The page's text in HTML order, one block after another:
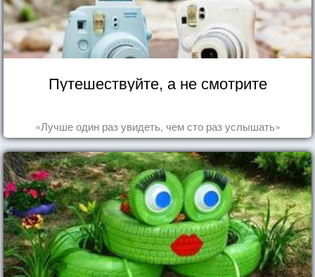
Путешествуйте, а не смотрите
«Лучше один раз увидеть, чем сто раз услышать»